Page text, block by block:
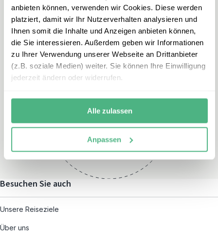
anbieten können, verwenden wir Cookies. Diese werden
platziert, damit wir Ihr Nutzerverhalten analysieren und
Ihnen somit die Inhalte und Anzeigen anbieten können,
die Sie interessieren. Außerdem geben wir Informationen
zu Ihrer Verwendung unserer Webseite an Drittanbieter
(z.B. soziale Medien) weiter. Sie können Ihre Einwilligung
jederzeit ändern oder widerrufen.
Alle zulassen
Anpassen
indonesien@erlebe.de
Montag – Freitag:
und nach individueller
Terminvereinbarung
Besuchen Sie auch
Unsere Reiseziele
Über uns